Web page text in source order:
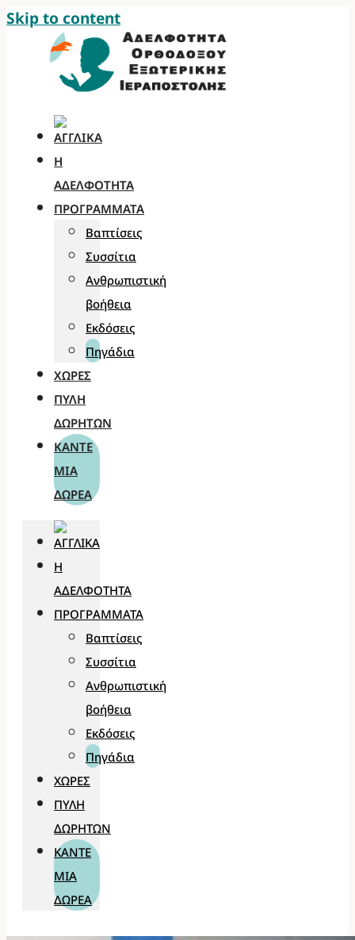
Skip to content
Η
ΑΔΕΛΦΌΤΗΤΑ
ΠΡΟΓΡΆΜΜΑΤΑ
Βαπτίσεις
Συσσίτια
Ανθρωπιστική
βοήθεια
Εκδόσεις
Πηγάδια
ΧΏΡΕΣ
ΠΎΛΗ
ΔΩΡΗΤΏΝ
ΚΆΝΤΕ
ΜΊΑ
ΔΩΡΕΆ
Η
ΑΔΕΛΦΌΤΗΤΑ
ΠΡΟΓΡΆΜΜΑΤΑ
Βαπτίσεις
Συσσίτια
Ανθρωπιστική
βοήθεια
Εκδόσεις
Πηγάδια
ΧΏΡΕΣ
ΠΎΛΗ
ΔΩΡΗΤΏΝ
ΚΆΝΤΕ
ΜΊΑ
ΔΩΡΕΆ